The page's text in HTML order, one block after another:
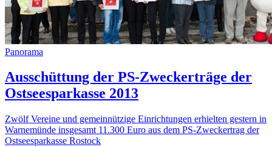
Panorama
Ausschüttung der PS-Zweckerträge der
Ostseesparkasse 2013
Zwölf Vereine und gemeinnützige Einrichtungen erhielten gestern in
Warnemünde insgesamt 11.300 Euro aus dem PS-Zweckertrag der
Ostseesparkasse Rostock